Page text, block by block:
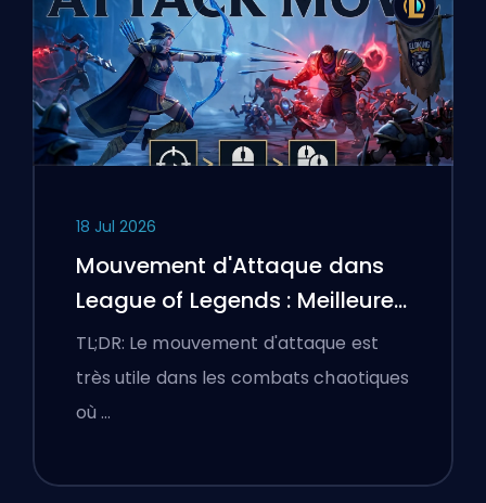
18 Jul 2026
Mouvement d'Attaque dans
League of Legends : Meilleures
Configurations
TL;DR: Le mouvement d'attaque est
très utile dans les combats chaotiques
où …